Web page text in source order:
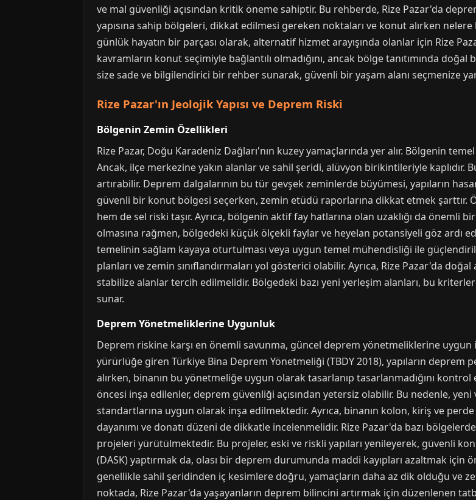
ve mal güvenliği açısından kritik öneme sahiptir. Bu rehberde, Rize Pazar'da
yapısına sahip bölgeleri, dikkat edilmesi gereken noktaları ve konut alırken
günlük hayatın bir parçası olarak, alternatif hizmet arayışında olanlar için Rize
kavramların konut seçimiyle bağlantılı olmadığını, ancak bölge tanıtımında
size sade ve bilgilendirici bir rehber sunarak, güvenli bir yaşam alanı seçmenize
Rize Pazar'ın Jeolojik Yapısı ve Deprem Riski
Bölgenin Zemin Özellikleri
Rize Pazar, Doğu Karadeniz Dağları'nın kuzey yamaçlarında yer alır. Bölgenin
Ancak, ilçe merkezine yakın alanlar ve sahil şeridi, alüvyon birikintileriyle kaplıdır.
artırabilir. Deprem dalgalarının bu tür gevşek zeminlerde büyümesi, yapıların
güvenli bir konut bölgesi seçerken, zemin etüdü raporlarına dikkat etmek şarttır.
hem de sel riski taşır. Ayrıca, bölgenin aktif fay hatlarına olan uzaklığı da önemli
olmasına rağmen, bölgedeki küçük ölçekli faylar ve heyelan potansiyeli göz ardı
temelinin sağlam kayaya oturtulması veya uygun temel mühendisliği ile
planları ve zemin sınıflandırmaları yol gösterici olabilir. Ayrıca, Rize Pazar'da
stabilize alanlar tercih edilmelidir. Bölgedeki bazı yeni yerleşim alanları, bu
sunar.
Deprem Yönetmeliklerine Uygunluk
Deprem riskine karşı en önemli savunma, güncel deprem yönetmeliklerine uygun
yürürlüğe giren Türkiye Bina Deprem Yönetmeliği (TBDY 2018), yapıların deprem
alırken, binanın bu yönetmeliğe uygun olarak tasarlanıp tasarlanmadığını kontrol
öncesi inşa edilenler, deprem güvenliği açısından yetersiz olabilir. Bu nedenle,
standartlarına uygun olarak inşa edilmektedir. Ayrıca, binanın kolon, kiriş ve perde
dayanımı ve donatı düzeni de dikkatle incelenmelidir. Rize Pazar'da bazı
projeleri yürütülmektedir. Bu projeler, eski ve riskli yapıları yenileyerek, güvenli
(DASK) yaptırmak da, olası bir deprem durumunda maddi kayıpları azaltmak için
genellikle sahil şeridinden iç kesimlere doğru, yamaçların daha az dik olduğu ve
noktada, Rize Pazar'da yaşayanların deprem bilincini artırmak için düzenlenen